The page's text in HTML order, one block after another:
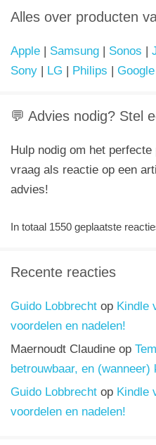
Alles over producten
Apple | Samsung | Sonos |
Sony | LG | Philips | Google
💬 Advies nodig? Stel
Hulp nodig om het
vraag als reactie op een
advies!
In totaal 1550 geplaatste
Recente reacties
Guido Lobbrecht op Kindle
voordelen en nadelen!
Maernoudt Claudine op
betrouwbaar, en
Guido Lobbrecht op Kindle
voordelen en nadelen!